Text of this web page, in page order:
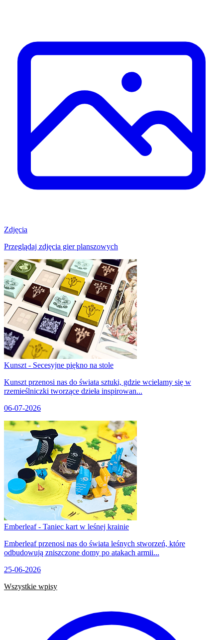
Zdjęcia
Przeglądaj zdjęcia gier planszowych
Kunszt - Secesyjne piękno na stole
Kunszt przenosi nas do świata sztuki, gdzie wcielamy się w
rzemieślniczki tworzące dzieła inspirowan...
06-07-2026
Emberleaf - Taniec kart w leśnej krainie
Emberleaf przenosi nas do świata leśnych stworzeń, które
odbudowują zniszczone domy po atakach armii...
25-06-2026
Wszystkie wpisy